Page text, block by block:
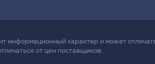
информационный характер и может
от цен поставщиков.